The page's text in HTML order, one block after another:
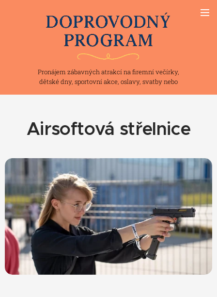
Pronájem zábavných atrakcí na firemní večírky,
dětské dny, sportovní akce, oslavy, svatby nebo
Airsoftová střelnice